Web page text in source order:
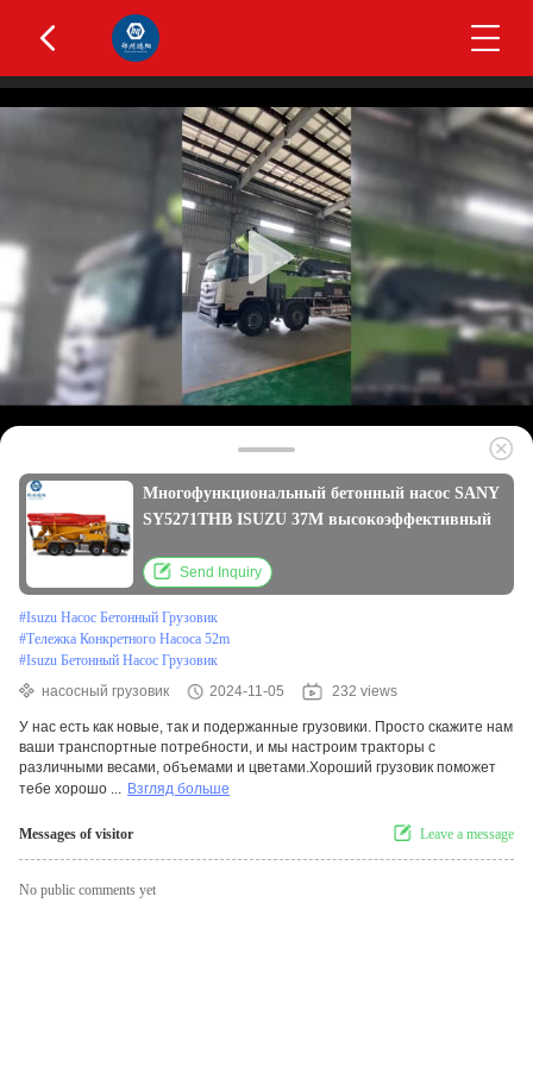
Многофункциональный бетонный насос SANY
SY5271THB ISUZU 37M высокоэффективный
Send Inquiry
#Isuzu Насос Бетонный Грузовик
#Тележка Конкретного Насоса 52m
#Isuzu Бетонный Насос Грузовик
насосный грузовик
2024-11-05 232 views
У нас есть как новые, так и подержанные грузовики. Просто скажите нам
ваши транспортные потребности, и мы настроим тракторы с
различными весами, объемами и цветами.Хороший грузовик поможет
тебе хорошо ... Взгляд больше
Messages of visitor Leave a message
No public comments yet